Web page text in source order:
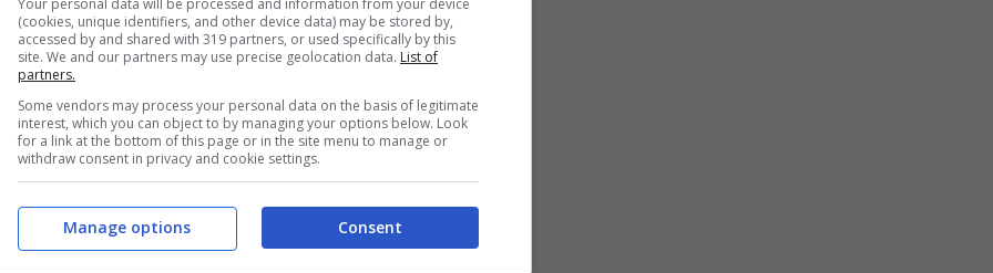
dove lavora tra il mondo della tv e
confessato che la sua vita dopo l’addio al
un primo momento era concentrato su
è più così: “Cambi abitudini, inizi a
mai soddisfatto al 100% perché amo
vita”.
(cookies, unique identifiers, and other device data) may be stored by,
accessed by and shared with 319 partners, or used specifically by this
site. We and our partners may use precise geolocation data. List of
partners.
Some vendors may process your personal data on the basis of legitimate
interest, which you can object to by managing your options below. Look
for a link at the bottom of this page or in the site menu to manage or
withdraw consent in privacy and cookie settings.
Consent
Manage options